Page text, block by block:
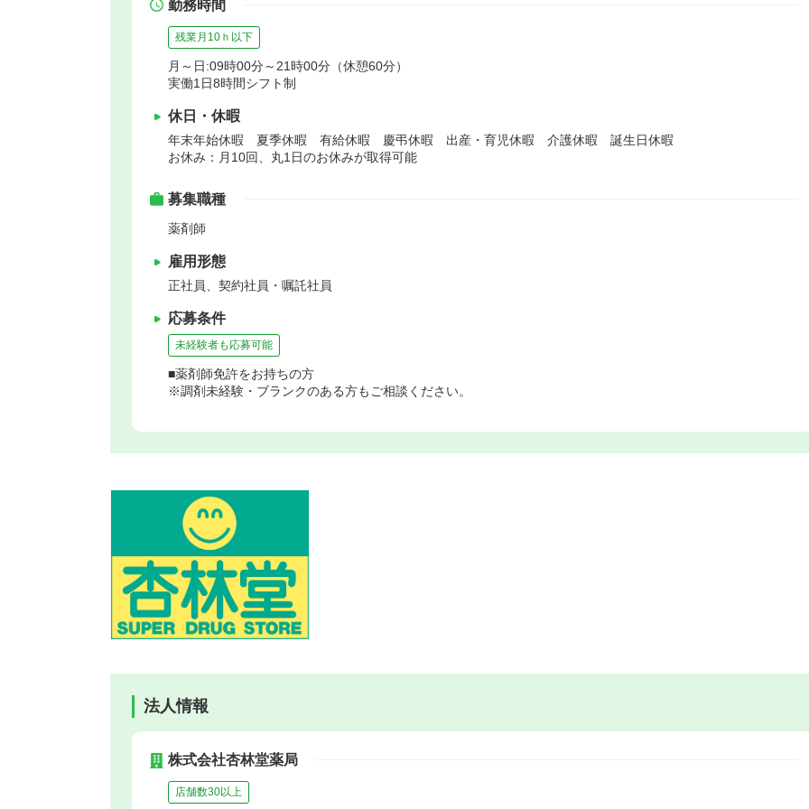
勤務時間
残業月10ｈ以下
月～日:09時00分～21時00分（休憩60分）
実働1日8時間シフト制
休日・休暇
年末年始休暇 夏季休暇 有給休暇 慶弔休暇 出産・育児休暇 介護休暇 誕生日休暇
お休み：月10回、丸1日のお休みが取得可能
募集職種
薬剤師
雇用形態
正社員、契約社員・嘱託社員
応募条件
未経験者も応募可能
■薬剤師免許をお持ちの方
※調剤未経験・ブランクのある方もご相談ください。
法人情報
株式会社杏林堂薬局
店舗数30以上